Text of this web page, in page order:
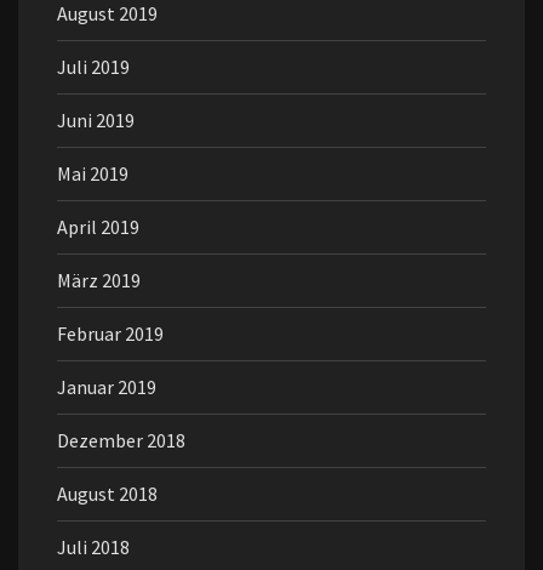
August 2019
Juli 2019
Juni 2019
Mai 2019
April 2019
März 2019
Februar 2019
Januar 2019
Dezember 2018
August 2018
Juli 2018